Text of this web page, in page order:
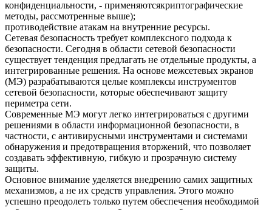
конфиденциальности, - применяютсякриптографические
методы, рассмотренные выше);
противодействие атакам на внутренние ресурсы.
Сетевая безопасность требует комплексного подхода к
безопасности. Сегодня в области сетевой безопасности
существует тенденция предлагать не отдельные продукты, а
интегрированные решения. На основе межсетевых экранов
(MЭ) разрабатываются целые комплексы инструментов
сетевой безопасности, которые обеспечивают защиту
периметра сети.
Современные MЭ могут легко интегрироваться с другими
решениями в области информационной безопасности, в
частности, с антивирусными инструментами и системами
обнаружения и предотвращения вторжений, что позволяет
создавать эффективную, гибкую и прозрачную систему
защиты.
Основное внимание уделяется внедрению самих защитных
механизмов, а не их средств управления. Этого можно
успешно преодолеть только путем обеспечения необходимой